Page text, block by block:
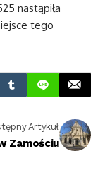
nastąpiła
tego
Artykuł
Zamościu